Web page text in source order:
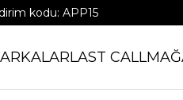
kodu: APP15
LAST CALL